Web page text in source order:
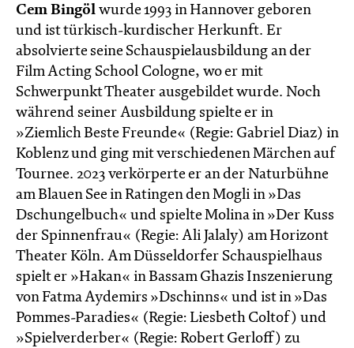
Cem Bingöl wurde 1993 in Hannover geboren
und ist türkisch-kurdischer Herkunft. Er
absolvierte seine Schauspielausbildung an der
Film Acting School Cologne, wo er mit
Schwerpunkt Theater ausgebildet wurde. Noch
während seiner Ausbildung spielte er in
»Ziemlich Beste Freunde« (Regie: Gabriel Diaz) in
Koblenz und ging mit verschiedenen Märchen auf
Tournee. 2023 verkörperte er an der Naturbühne
am Blauen See in Ratingen den Mogli in »Das
Dschungelbuch« und spielte Molina in »Der Kuss
der Spinnenfrau« (Regie: Ali Jalaly) am Horizont
Theater Köln. Am Düsseldorfer Schauspielhaus
spielt er »Hakan« in Bassam Ghazis Inszenierung
von Fatma Aydemirs »Dschinns« und ist in »Das
Pommes-Paradies« (Regie: Liesbeth Coltof) und
»Spielverderber« (Regie: Robert Gerloff) zu